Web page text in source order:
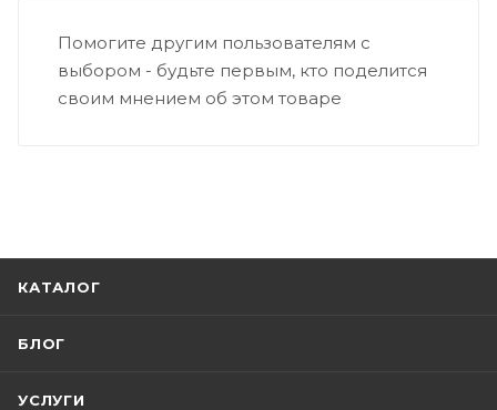
Помогите другим пользователям с
выбором - будьте первым, кто поделится
своим мнением об этом товаре
КАТАЛОГ
БЛОГ
УСЛУГИ